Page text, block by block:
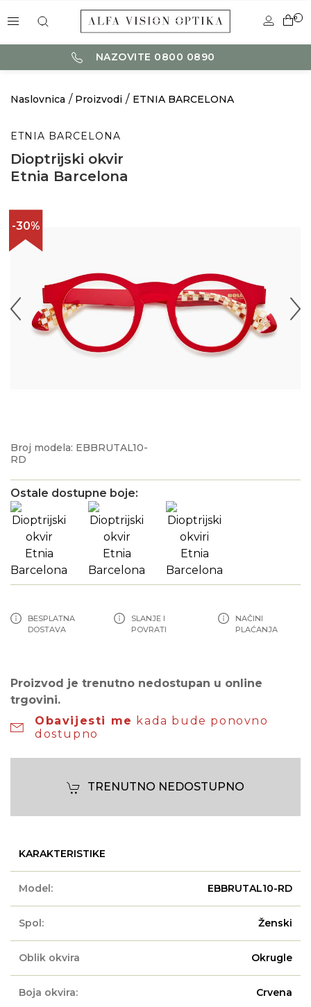
0
NAZOVITE 0800 0890
Naslovnica Proizvodi ETNIA BARCELONA
ETNIA BARCELONA
Dioptrijski okvir
Etnia Barcelona
-30%
Broj modela: EBBRUTAL10-
RD
Ostale dostupne boje:
BESPLATNA
DOSTAVA
SLANJE I
POVRATI
NAČINI
PLAĆANJA
Proizvod je trenutno nedostupan u online
trgovini.
Obavijesti me kada bude ponovno
dostupno
TRENUTNO NEDOSTUPNO
KARAKTERISTIKE
Model: EBBRUTAL10-RD
Spol: Ženski
Oblik okvira Okrugle
Boja okvira: Crvena